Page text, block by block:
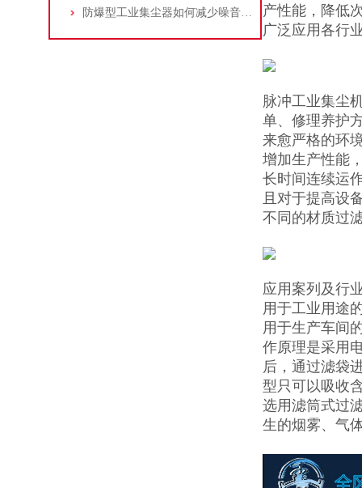
防爆型工业集尘器如何减少噪音?三个方法轻松解决
产性能，降低
广泛应用各行
脉冲工业集尘
单、修理养护
来愈严格的环
增加生产性能
长时间连续运
且对于提高设
不同的材质过
应用案列及行
用于工业用途
用于生产车间
作原理是采用
后，通过滤袋
型只可以吸收
选用滤筒式过
生的烟雾、气